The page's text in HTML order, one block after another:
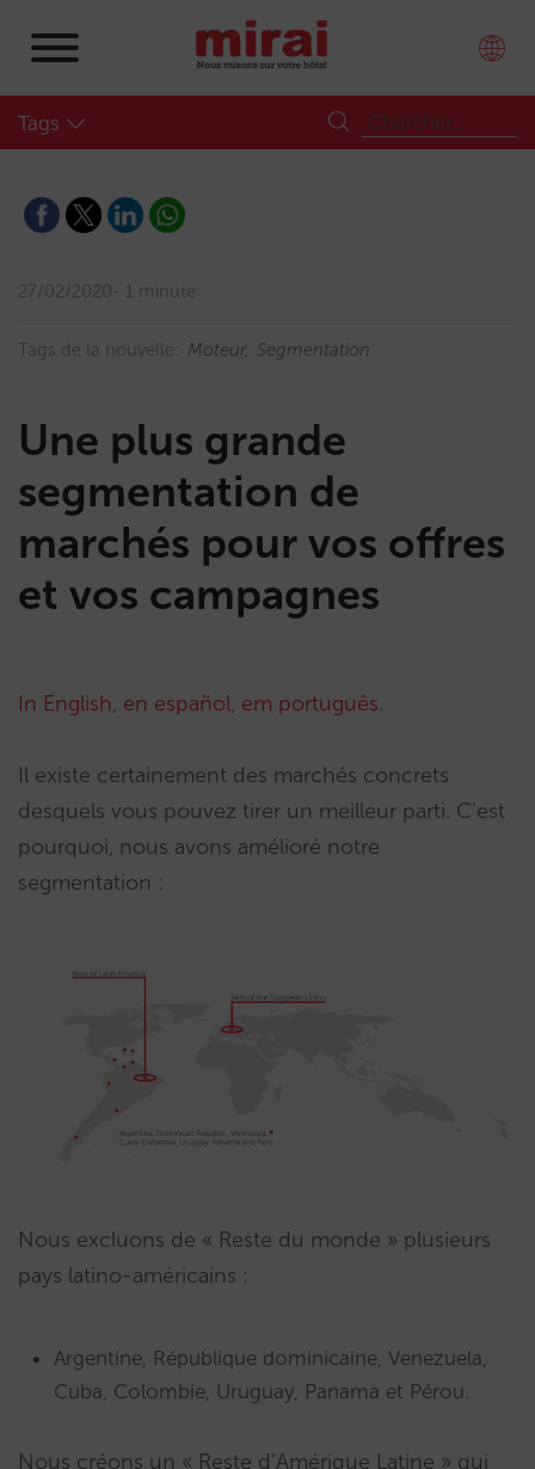
Tags
27/02/2020 1 minute
Tags de la nouvelle: Moteur Segmentation
Une plus grande
segmentation de
marchés pour vos offres
et vos campagnes
In English, en español, em português.
Il existe certainement des marchés concrets
desquels vous pouvez tirer un meilleur parti. C’est
pourquoi, nous avons amélioré notre
segmentation :
Nous excluons de « Reste du monde » plusieurs
pays latino-américains :
Argentine, République dominicaine, Venezuela,
Cuba, Colombie, Uruguay, Panama et Pérou.
Nous créons un « Reste d’Amérique Latine » qui